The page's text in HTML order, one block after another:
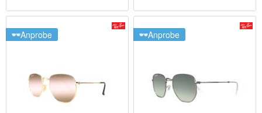
Anprobe Anprobe